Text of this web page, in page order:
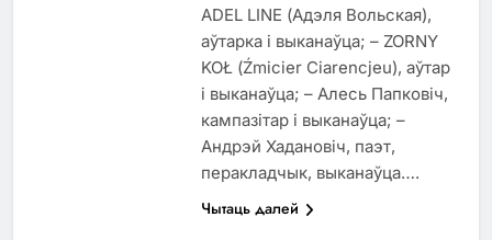
ADEL LINE (Адэля Вольская),
аўтарка і выканаўца; – ZORNY
KOŁ (Źmicier Ciarencjeu), аўтар
і выканаўца; – Алесь Папковіч,
кампазітар і выканаўца; –
Андрэй Хадановіч, паэт,
перакладчык, выканаўца….
Чытаць далей